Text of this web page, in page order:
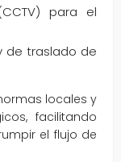
para el
de traslado de
locales y
facilitando
el flujo de